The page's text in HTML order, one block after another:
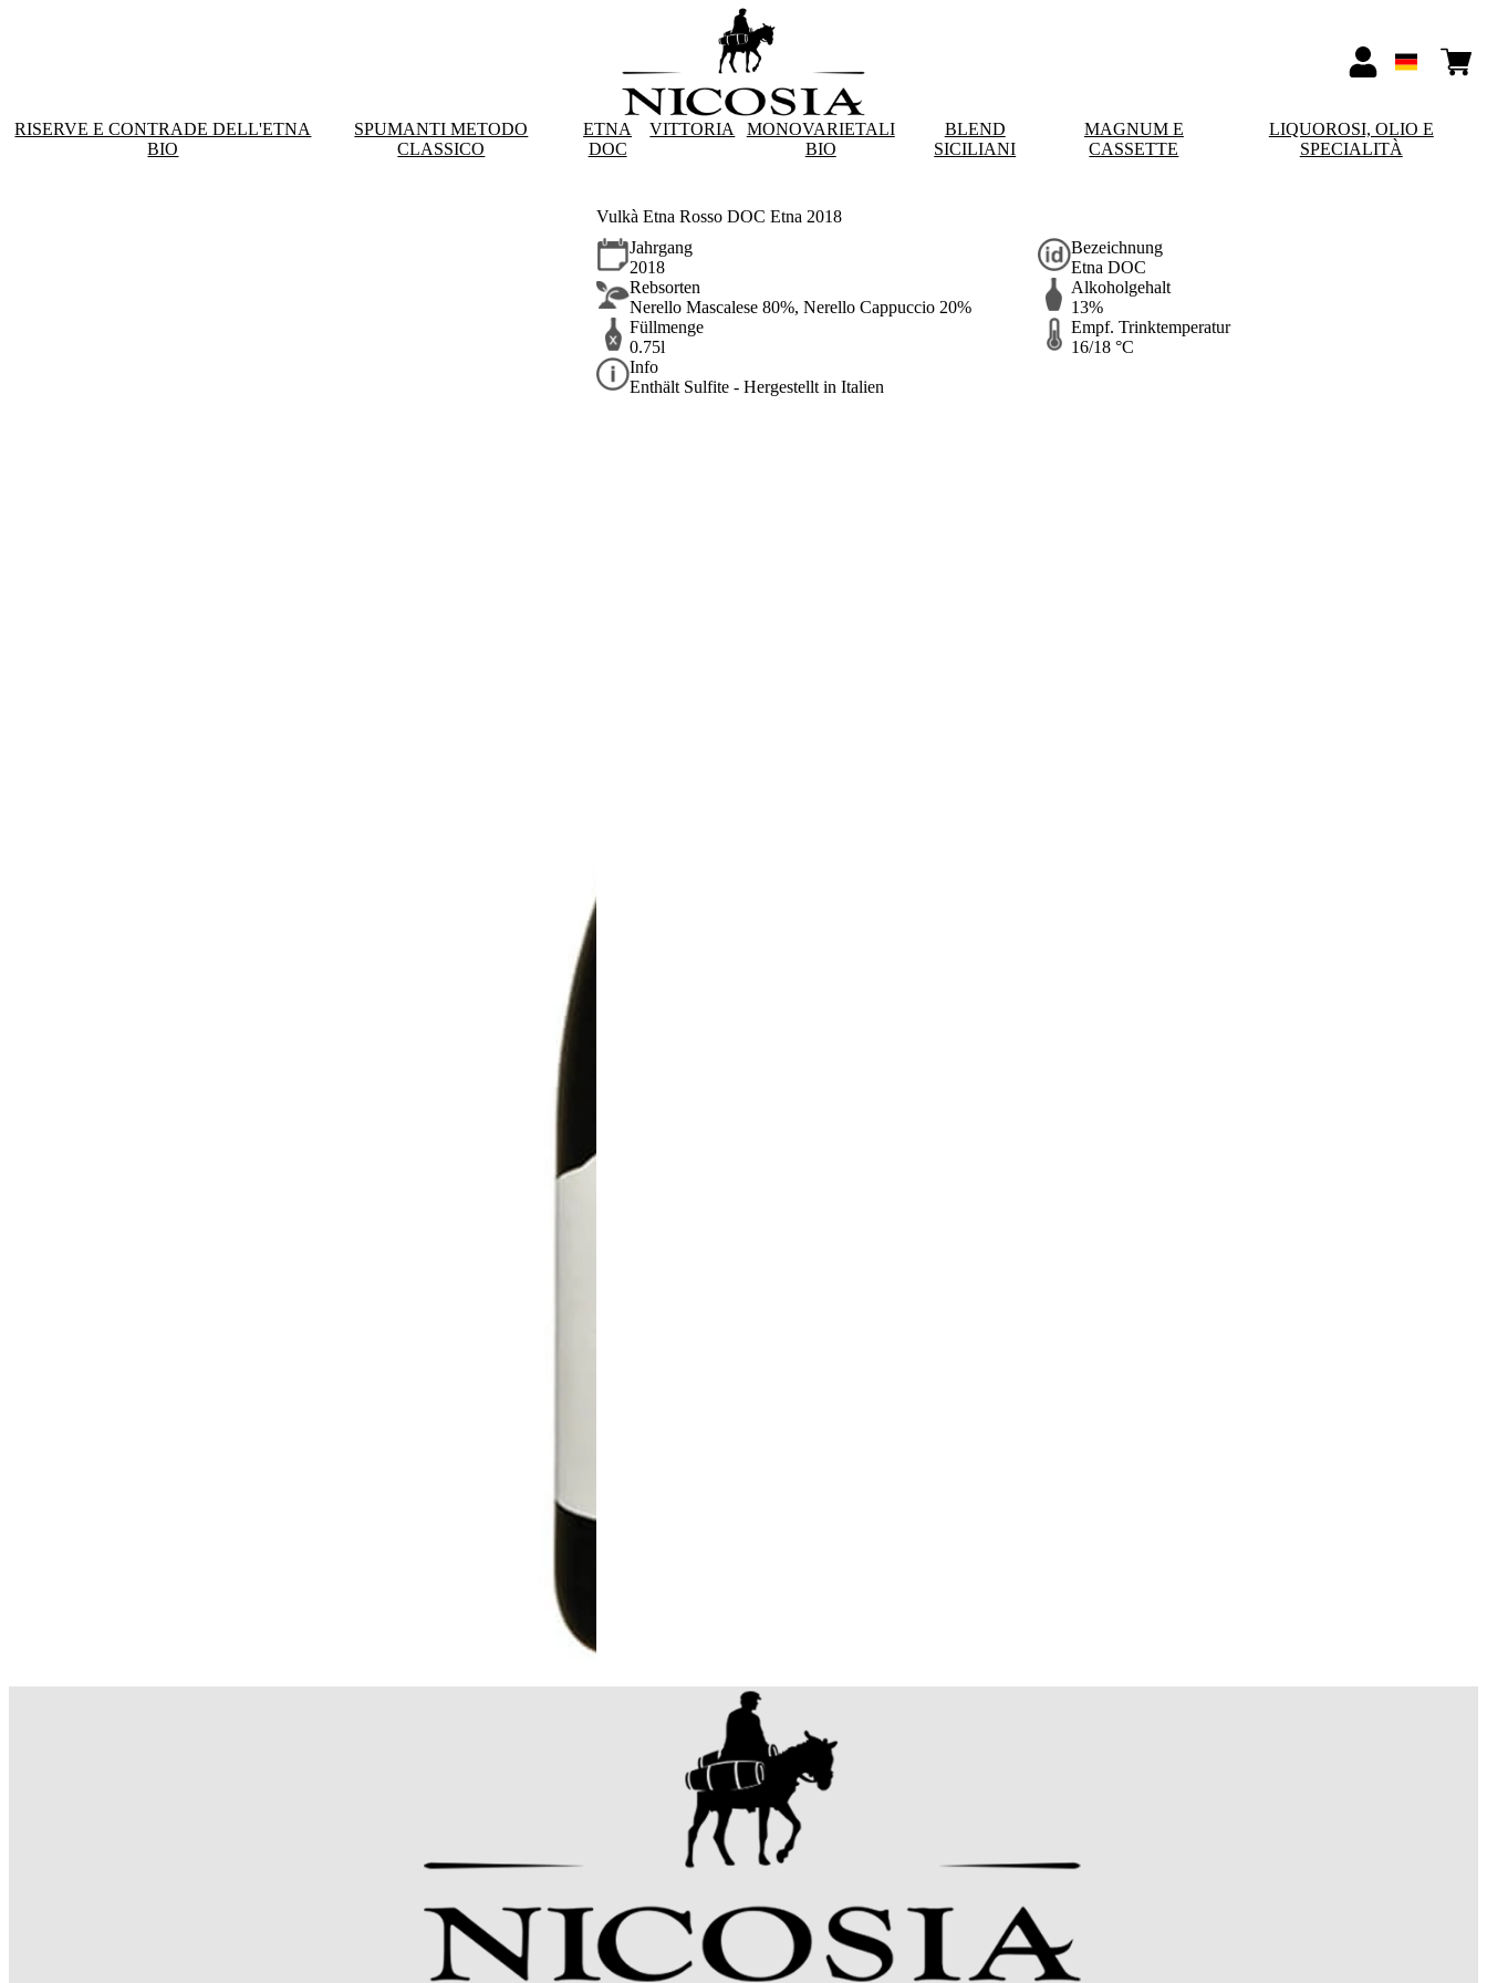
RISERVE E CONTRADE DELL'ETNA
BIO
SPUMANTI METODO
CLASSICO
ETNA
DOC
VITTORIA
MONOVARIETALI
BIO
BLEND
SICILIANI
MAGNUM E
CASSETTE
LIQUOROSI, OLIO E
SPECIALITÀ
Vulkà Etna Rosso DOC Etna 2018
Jahrgang
2018
Bezeichnung
Etna DOC
Rebsorten
Nerello Mascalese 80%, Nerello Cappuccio 20%
Alkoholgehalt
13%
Füllmenge
0.75l
Empf. Trinktemperatur
16/18 °C
Info
Enthält Sulfite - Hergestellt in Italien